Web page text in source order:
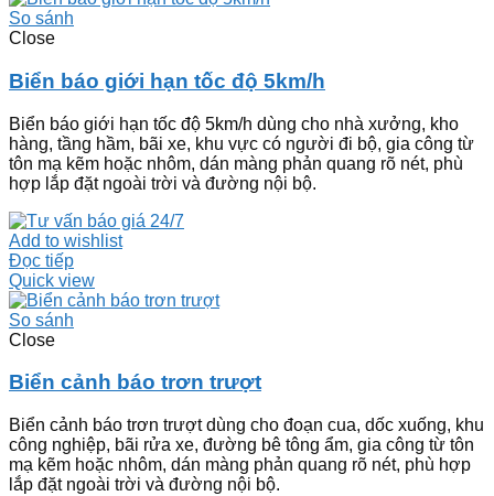
So sánh
Close
Biển báo giới hạn tốc độ 5km/h
Biển báo giới hạn tốc độ 5km/h dùng cho nhà xưởng, kho
hàng, tầng hầm, bãi xe, khu vực có người đi bộ, gia công từ
tôn mạ kẽm hoặc nhôm, dán màng phản quang rõ nét, phù
hợp lắp đặt ngoài trời và đường nội bộ.
Add to wishlist
Đọc tiếp
Quick view
So sánh
Close
Biển cảnh báo trơn trượt
Biển cảnh báo trơn trượt dùng cho đoạn cua, dốc xuống, khu
công nghiệp, bãi rửa xe, đường bê tông ẩm, gia công từ tôn
mạ kẽm hoặc nhôm, dán màng phản quang rõ nét, phù hợp
lắp đặt ngoài trời và đường nội bộ.